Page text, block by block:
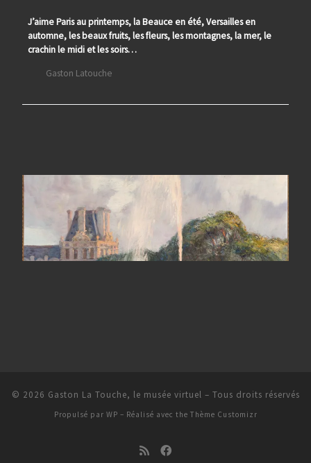
J’aime Paris au printemps, la Beauce en été, Versailles en
automne, les beaux fruits, les fleurs, les montagnes, la mer, le
crachin le midi et les soirs…
Gaston Latouche
© 2026 Gaston La Touche, le musée virtuel – Tous droits réservés
Propulsé par WP – Réalisé avec the Thème Customizr